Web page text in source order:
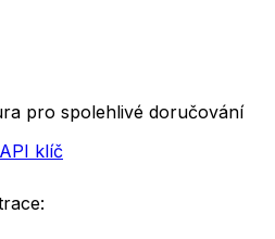
pro spolehlivé doručování
klíč